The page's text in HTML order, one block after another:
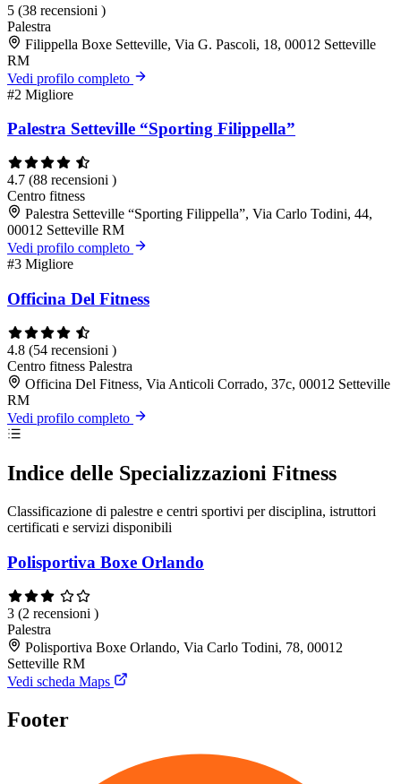
5 (38 recensioni )
Palestra
Filippella Boxe Setteville, Via G. Pascoli, 18, 00012 Setteville
RM
Vedi profilo completo
#2 Migliore
Palestra Setteville “Sporting Filippella”
4.7 (88 recensioni )
Centro fitness
Palestra Setteville “Sporting Filippella”, Via Carlo Todini, 44,
00012 Setteville RM
Vedi profilo completo
#3 Migliore
Officina Del Fitness
4.8 (54 recensioni )
Centro fitness Palestra
Officina Del Fitness, Via Anticoli Corrado, 37c, 00012 Setteville
RM
Vedi profilo completo
Indice delle Specializzazioni Fitness
Classificazione di palestre e centri sportivi per disciplina, istruttori
certificati e servizi disponibili
Polisportiva Boxe Orlando
3 (2 recensioni )
Palestra
Polisportiva Boxe Orlando, Via Carlo Todini, 78, 00012
Setteville RM
Vedi scheda Maps
Footer